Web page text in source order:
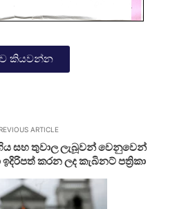
කියවන්න
ARTICLE
සහ තුවාල ලැබූවන් වෙනුවෙන්
කරන ලද කැබිනට් පත්‍රිකා